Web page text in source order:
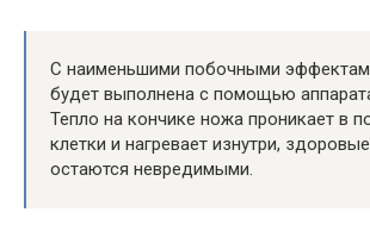
С наименьшими побочными
будет выполнена с помощью
Тепло на кончике ножа проникает в
клетки и нагревает изнутри,
остаются невредимыми.